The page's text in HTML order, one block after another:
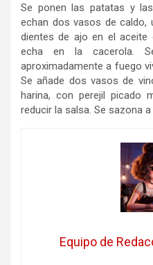
Se ponen las patatas y
echan dos vasos de caldo,
dientes de ajo en el
echa en la cacerola.
aproximadamente a fuego
Se añade dos vasos de
harina, con perejil picado
reducir la salsa. Se sazona
Equipo de